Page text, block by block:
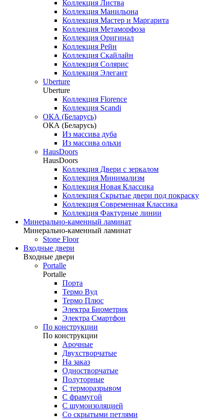
Коллекция Листва
Коллекция Манильона
Коллекция Мастер и Маргарита
Коллекция Метаморфоза
Коллекция Оригинал
Коллекция Рейн
Коллекция Скайлайн
Коллекция Солярис
Коллекция Элегант
Uberture
Uberture
Коллекция Florence
Коллекция Scandi
ОКА (Беларусь)
ОКА (Беларусь)
Из массива дуба
Из массива ольхи
HausDoors
HausDoors
Коллекция Двери с зеркалом
Коллекция Минимализм
Коллекция Новая Классика
Коллекция Скрытые двери под покраску
Коллекция Современная Классика
Коллекция Фактурные линии
Минерально-каменный ламинат
Минерально-каменный ламинат
Stone Floor
Входные двери
Входные двери
Portalle
Portalle
Порта
Термо Вуд
Термо Плюс
Электра Биометрик
Электра Смартфон
По конструкции
По конструкции
Арочные
Двухстворчатые
На заказ
Одностворчатые
Полуторные
С терморазрывом
С фрамугой
С шумоизоляцией
Со скрытыми петлями